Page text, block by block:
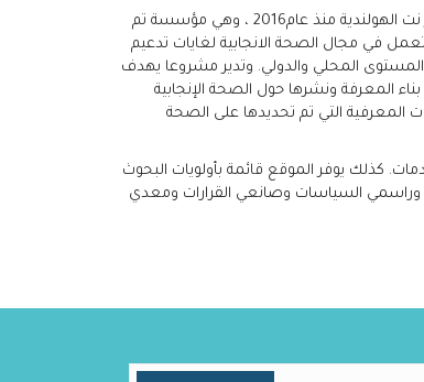
وقد كان ذلك احد ثمار التعاون مع مؤسسة الشير نت الهولندية منذ عام2016 ، وهي مؤسسة تم
في مجال الصحة الانجابية لغايات تدعيم
المستوى المحلي والدولي. وتدير مشروعا يهدف
المعرفة ونشرها حول الصحة الإنجابية
المعرفية التي تم تحديدها على الصحة
كذلك يوفر الموقع قائمة بأولويات البحوث
وراسمي السياسات وصانعي القرارات ومعدي